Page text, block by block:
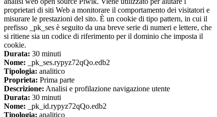
proprietari di siti Web a monitorare il comportamento dei visitatori e
misurare le prestazioni del sito. È un cookie di tipo pattern, in cui il
prefisso _pk_ses è seguito da una breve serie di numeri e lettere, che
si ritiene sia un codice di riferimento per il dominio che imposta il
cookie.
Durata: 30 minuti
Nome: _pk_ses.rypyz72qQo.edb2
Tipologia: analitico
Proprieta: Prima parte
Descrizione: Analisi e profilazione navigazione utente
Durata: 30 minuti
Nome: _pk_id.rypyz72qQo.edb2
Tipologia: analitico